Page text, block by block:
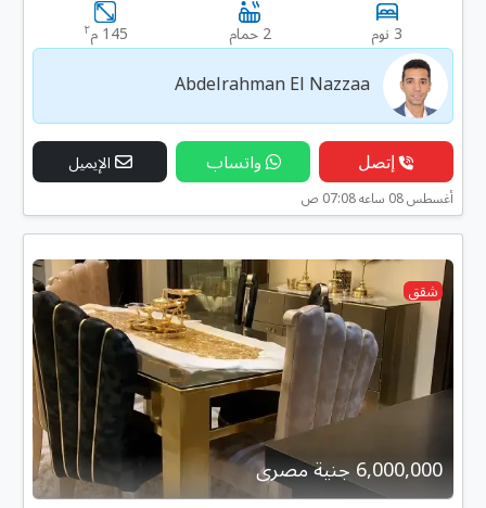
3 نوم 2 حمام 145 م ٢
Abdelrahman El Nazzaa
إتصل واتساب الإيميل
أغسطس 08 ساعه 07:08 ص
شقق
6,000,000 جنية مصرى